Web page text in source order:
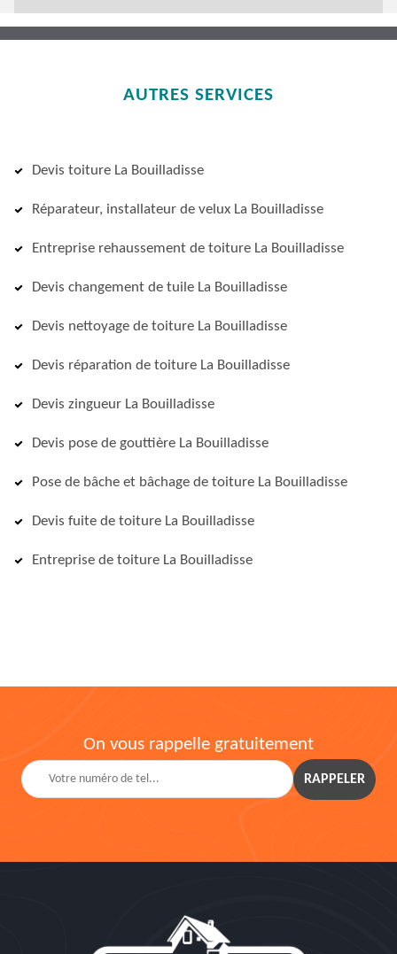
AUTRES SERVICES
Devis toiture La Bouilladisse
Réparateur, installateur de velux La Bouilladisse
Entreprise rehaussement de toiture La Bouilladisse
Devis changement de tuile La Bouilladisse
Devis nettoyage de toiture La Bouilladisse
Devis réparation de toiture La Bouilladisse
Devis zingueur La Bouilladisse
Devis pose de gouttière La Bouilladisse
Pose de bâche et bâchage de toiture La Bouilladisse
Devis fuite de toiture La Bouilladisse
Entreprise de toiture La Bouilladisse
On vous rappelle gratuitement